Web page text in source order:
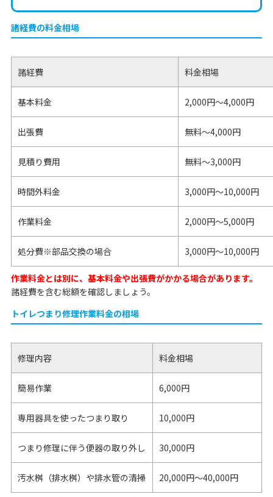
諸経費の料金相場
諸経費 料金相場
基本料金 2,000円～4,000円
出張費 無料～4,000円
見積り費用 無料～3,000円
時間外料金 3,000円～10,000円
作業料金 2,000円〜5,000円
処分費※部品交換の場合 3,000円〜10,000円
作業料金とは別に、基本料金や出張費がかかる場合があります。
諸経費を含む総額を確認しましょう。
トイレつまり修理作業料金の相場
修理内容 料金相場
簡易作業 6,000円
専用器具を使ったつまり取り 10,000円
つまり修理に伴う便器の取り外し 30,000円
汚水桝（排水桝）や排水管の清掃 20,000円～40,000円